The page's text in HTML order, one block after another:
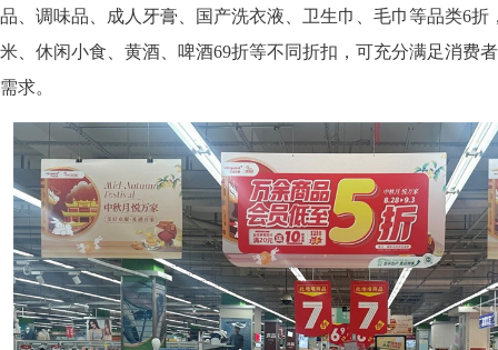
品、调味品、成人牙膏、国产洗衣液、卫生巾、毛巾等品类6折
米、休闲小食、黄酒、啤酒69折等不同折扣，可充分满足消费
需求。